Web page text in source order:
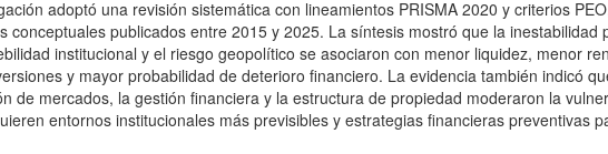
adoptó una revisión sistemática con lineamientos PRISMA 2020 y criterios
conceptuales publicados entre 2015 y 2025. La síntesis mostró que la inestabilidad
institucional y el riesgo geopolítico se asociaron con menor liquidez, menor
y mayor probabilidad de deterioro financiero. La evidencia también indicó
de mercados, la gestión financiera y la estructura de propiedad moderaron la
entornos institucionales más previsibles y estrategias financieras preventivas